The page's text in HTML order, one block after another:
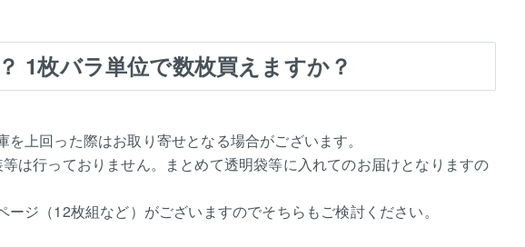
1枚バラ単位で数枚買えますか？
上回った際はお取り寄せとなる場合がございます。
は行っておりません。まとめて透明袋等に入れてのお届けとなりますの
ジ（12枚組など）がございますのでそちらもご検討ください。